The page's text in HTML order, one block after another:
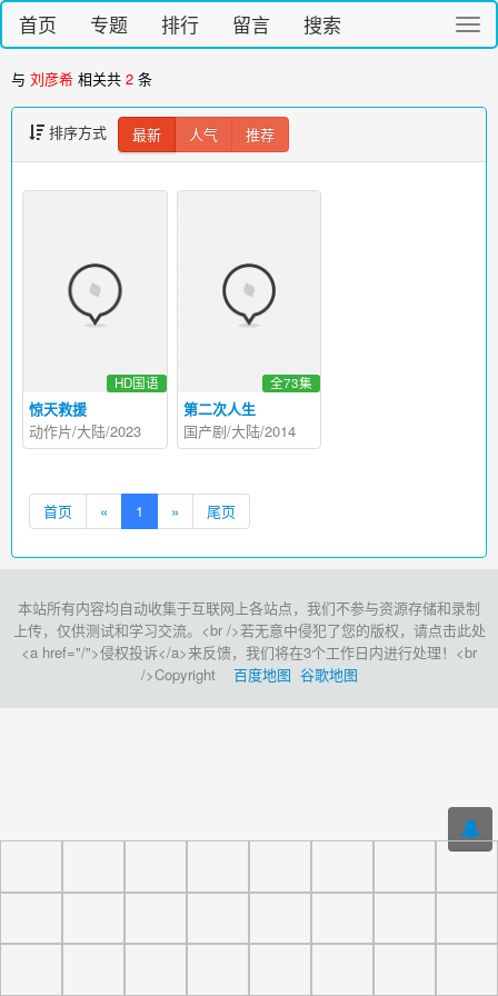
切
换
首页 专题 排行 留言 搜索
与 刘彦希 相关共 2 条
排序方式 最新 人气 推荐
惊天救援
HD国语
动作片/大陆/2023
第二次人生
全73集
国产剧/大陆/2014
首页 « 1 » 尾页
本站所有内容均自动收集于互联网上各站点，我们不参与资源存储和录制
上传，仅供测试和学习交流。<br />若无意中侵犯了您的版权，请点击此处
<a href="/">侵权投诉</a>来反馈，我们将在3个工作日内进行处理！<br
/>Copyright 百度地图 谷歌地图